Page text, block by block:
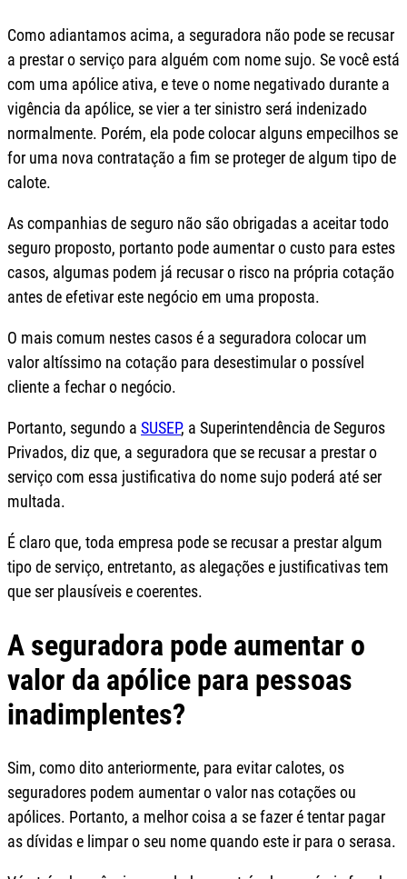
Como adiantamos acima, a seguradora não pode se recusar
a prestar o serviço para alguém com nome sujo. Se você está
com uma apólice ativa, e teve o nome negativado durante a
vigência da apólice, se vier a ter sinistro será indenizado
normalmente. Porém, ela pode colocar alguns empecilhos se
for uma nova contratação a fim se proteger de algum tipo de
calote.
As companhias de seguro não são obrigadas a aceitar todo
seguro proposto, portanto pode aumentar o custo para estes
casos, algumas podem já recusar o risco na própria cotação
antes de efetivar este negócio em uma proposta.
O mais comum nestes casos é a seguradora colocar um
valor altíssimo na cotação para desestimular o possível
cliente a fechar o negócio.
Portanto, segundo a SUSEP, a Superintendência de Seguros
Privados, diz que, a seguradora que se recusar a prestar o
serviço com essa justificativa do nome sujo poderá até ser
multada.
É claro que, toda empresa pode se recusar a prestar algum
tipo de serviço, entretanto, as alegações e justificativas tem
que ser plausíveis e coerentes.
A seguradora pode aumentar o
valor da apólice para pessoas
inadimplentes?
Sim, como dito anteriormente, para evitar calotes, os
seguradores podem aumentar o valor nas cotações ou
apólices. Portanto, a melhor coisa a se fazer é tentar pagar
as dívidas e limpar o seu nome quando este ir para o serasa.